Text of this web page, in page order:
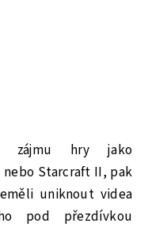
zájmu hry jako
nebo Starcraft II, pak
uniknout videa
pod přezdívkou